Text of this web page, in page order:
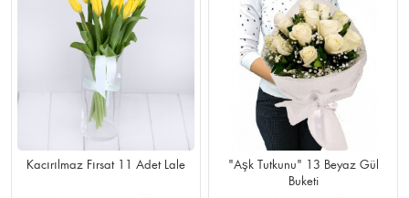
Kacırılmaz Fırsat 11 Adet Lale
"Aşk Tutkunu" 13 Beyaz Gül
Buketi